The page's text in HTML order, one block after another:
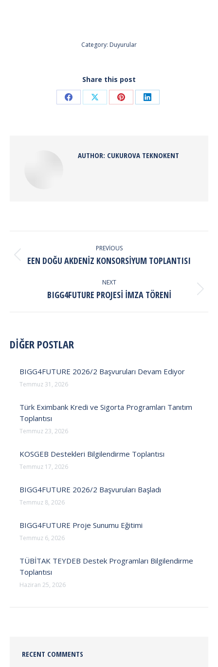
Category: Duyurular
Share this post
Share Share Share Share
AUTHOR: CUKUROVA TEKNOKENT
NAVIGATION
PREVIOUS
Previous
EEN DOĞU AKDENIZ KONSORSIYUM TOPLANTISI
NEXT
Next
BIGG4FUTURE PROJESI İMZA TÖRENI
DİĞER POSTLAR
BIGG4FUTURE 2026/2 Başvuruları Devam Ediyor
Temmuz 31, 2026
Türk Eximbank Kredi ve Sigorta Programları Tanıtım
Toplantısı
Temmuz 23, 2026
KOSGEB Destekleri Bilgilendirme Toplantısı
Temmuz 17, 2026
BIGG4FUTURE 2026/2 Başvuruları Başladı
Temmuz 8, 2026
BIGG4FUTURE Proje Sunumu Eğitimi
Temmuz 6, 2026
TÜBİTAK TEYDEB Destek Programları Bilgilendirme
Toplantısı
Haziran 25, 2026
RECENT COMMENTS